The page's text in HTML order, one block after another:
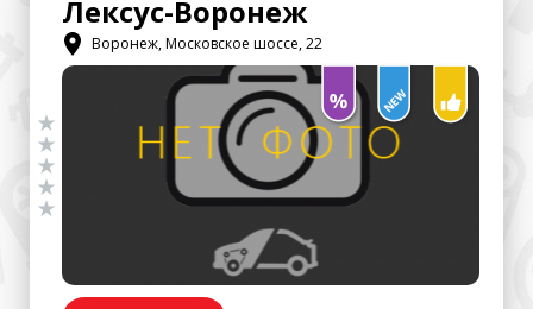
Лексус-Воронеж
Воронеж, Московское шоссе, 22